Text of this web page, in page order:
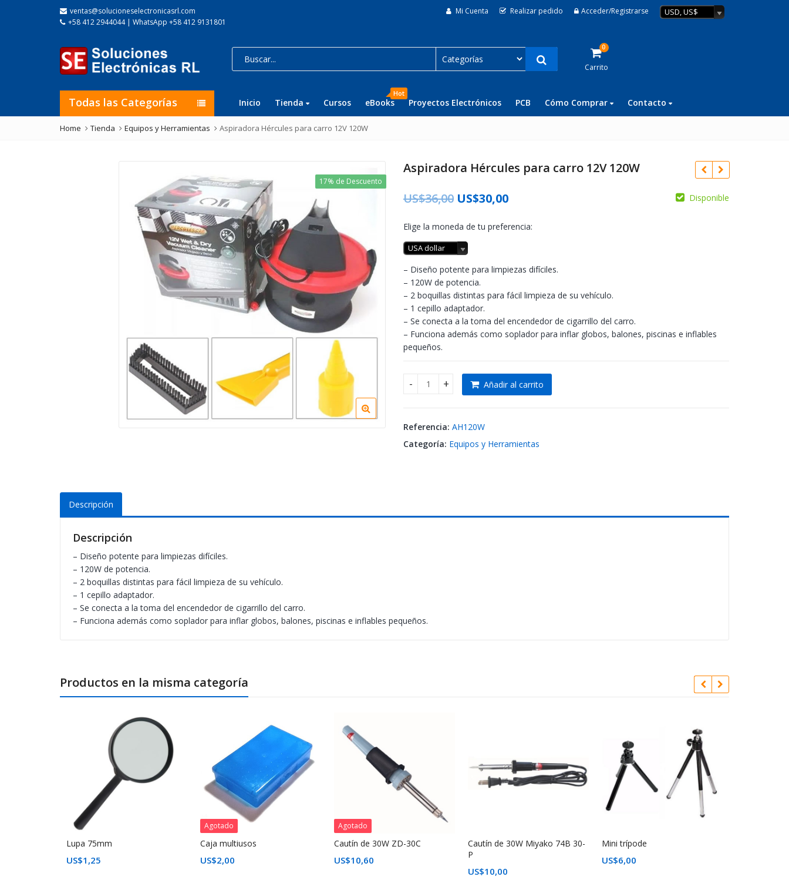
ventas@solucioneselectronicasrl.com
+58 412 2944044 | WhatsApp +58 412 9131801
Mi Cuenta Realizar pedido Acceder/Registrarse USD, US$
0
Carrito
Todas las Categorías Inicio Tienda Cursos eBooks
Hot
Proyectos Electrónicos PCB Cómo Comprar Contacto
Home Tienda Equipos y Herramientas Aspiradora Hércules para carro 12V 120W
17% de Descuento
Aspiradora Hércules para carro 12V 120W
US$36,00 US$30,00 Disponible
Elige la moneda de tu preferencia:
USA dollar
– Diseño potente para limpiezas difíciles.
– 120W de potencia.
– 2 boquillas distintas para fácil limpieza de su vehículo.
– 1 cepillo adaptador.
– Se conecta a la toma del encendedor de cigarrillo del carro.
– Funciona además como soplador para inflar globos, balones, piscinas e inflables
pequeños.
Aspiradora Hércules para carro 12V 120W cantidad
Añadir al carrito
Referencia: AH120W
Categoría: Equipos y Herramientas
Descripción
Descripción
– Diseño potente para limpiezas difíciles.
– 120W de potencia.
– 2 boquillas distintas para fácil limpieza de su vehículo.
– 1 cepillo adaptador.
– Se conecta a la toma del encendedor de cigarrillo del carro.
– Funciona además como soplador para inflar globos, balones, piscinas e inflables pequeños.
Productos en la misma categoría
Lupa 75mm
US$1,25
Agotado
Caja multiusos
US$2,00
Agotado
Cautín de 30W ZD-30C
US$10,60
Cautín de 30W Miyako 74B 30-
P
US$10,00
Mini trípode
US$6,00